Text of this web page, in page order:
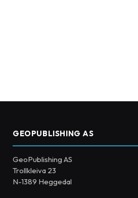
GEOPUBLISHING AS
GeoPublishing AS
Trollkleiva 23
N-1389 Heggedal